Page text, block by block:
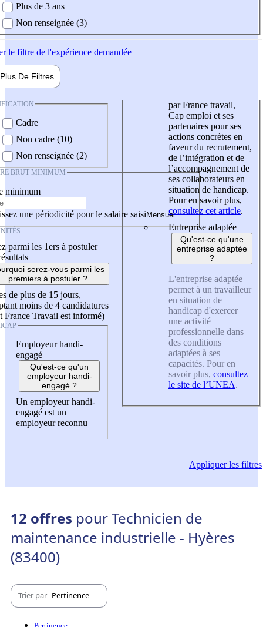
Plus de 3 ans
Non renseignée (3)
le filtre de l'expérience demandée
Plus De Filtres
Cadre
Non cadre (10)
Non renseignée (2)
BRUT MINIMUM
minimum
une périodicité pour le salaire saisi
parmi les 1ers à postuler
serez-vous parmi les
premiers à postuler ?
de plus de 15 jours,
moins de 4 candidatures
France Travail est informé)
Employeur handi-
engagé
Qu'est-ce qu'un
employeur handi-
engagé ?
Un employeur handi-
engagé est un
employeur reconnu
par France travail,
Cap emploi et ses
partenaires pour ses
actions concrètes en
faveur du recrutement,
de l’intégration et de
l’accompagnement de
ses collaborateurs en
situation de handicap.
Pour en savoir plus,
consultez cet article.
Entreprise adaptée
Qu'est-ce qu'une
entreprise adaptée
?
L'entreprise adaptée
permet à un travailleur
en situation de
handicap d'exercer
une activité
professionnelle dans
des conditions
adaptées à ses
capacités. Pour en
savoir plus, consultez
le site de l’UNEA.
Appliquerles filtres
12 offres pour Technicien de
maintenance industrielle - Hyères
(83400)
Trier par Pertinence